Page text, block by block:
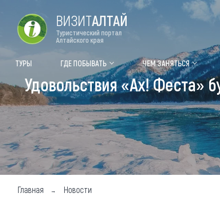
Форум VISIT ALTAI
Туры Где
Топ
ВИЗИТАЛТАЙ
Туристический портал
Алтайского края
ТУРЫ ГДЕ ПОБЫВАТЬ ЧЕМ ЗАНЯТЬСЯ
Удовольствия «Ах! Феста»
Главная Новости